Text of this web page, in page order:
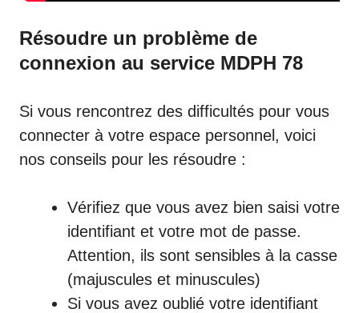
Résoudre un problème de
connexion au service MDPH 78
Si vous rencontrez des difficultés pour vous
connecter à votre espace personnel, voici
nos conseils pour les résoudre :
Vérifiez que vous avez bien saisi votre
identifiant et votre mot de passe.
Attention, ils sont sensibles à la casse
(majuscules et minuscules)
Si vous avez oublié votre identifiant